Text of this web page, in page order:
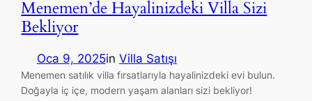
Menemen’de Hayalinizdeki Villa Sizi
Bekliyor
Oca 9, 2025in Villa Satışı
Menemen satılık villa fırsatlarıyla hayalinizdeki evi bulun.
Doğayla iç içe, modern yaşam alanları sizi bekliyor!